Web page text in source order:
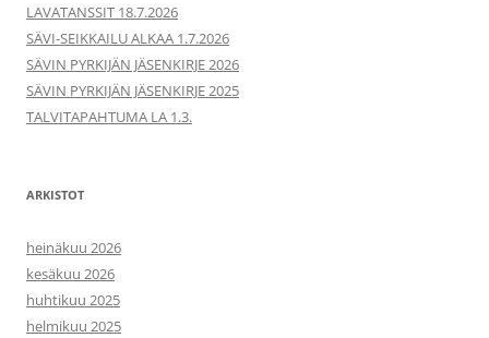
LAVATANSSIT 18.7.2026
SÄVI-SEIKKAILU ALKAA 1.7.2026
SÄVIN PYRKIJÄN JÄSENKIRJE 2026
SÄVIN PYRKIJÄN JÄSENKIRJE 2025
TALVITAPAHTUMA LA 1.3.
ARKISTOT
heinäkuu 2026
kesäkuu 2026
huhtikuu 2025
helmikuu 2025